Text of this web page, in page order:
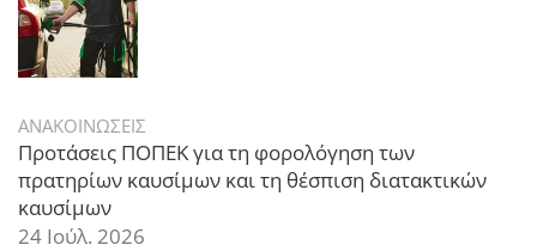
ΑΝΑΚΟΙΝΩΣΕΙΣ
Προτάσεις ΠΟΠΕΚ για τη φορολόγηση των
πρατηρίων καυσίμων και τη θέσπιση διατακτικών
καυσίμων
24 Ιούλ. 2026